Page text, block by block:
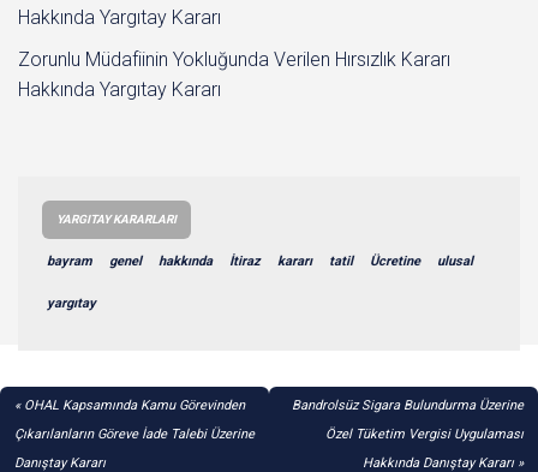
Hakkında Yargıtay Kararı
Zorunlu Müdafiinin Yokluğunda Verilen Hırsızlık Kararı
Hakkında Yargıtay Kararı
YARGITAY KARARLARI
bayram genel hakkında İtiraz kararı tatil Ücretine ulusal
yargıtay
YAZI
GEZINMESI
OHAL Kapsamında Kamu Görevinden
Çıkarılanların Göreve İade Talebi Üzerine
Danıştay Kararı
Bandrolsüz Sigara Bulundurma Üzerine
Özel Tüketim Vergisi Uygulaması
Hakkında Danıştay Kararı